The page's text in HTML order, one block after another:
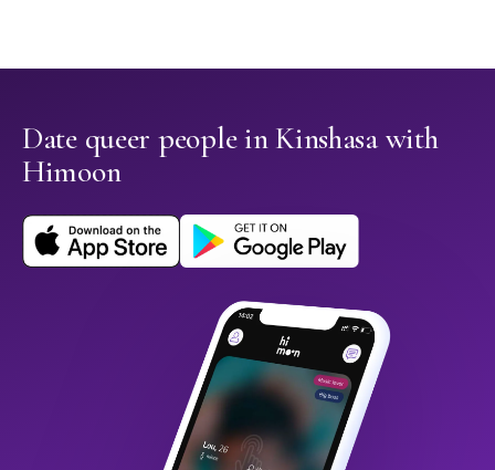
Date queer people in Kinshasa with
Himoon